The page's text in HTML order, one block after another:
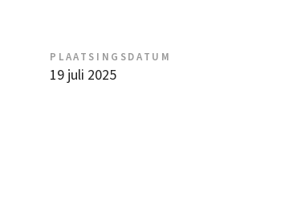
PLAATSINGSDATUM
19 juli 2025